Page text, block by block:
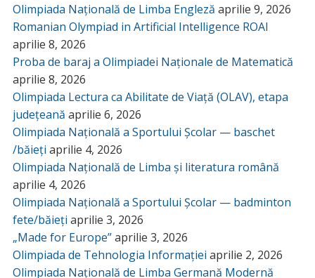
Olimpiada Națională de Limba Engleză aprilie 9, 2026
Romanian Olympiad in Artificial Intelligence ROAI
aprilie 8, 2026
Proba de baraj a Olimpiadei Naționale de Matematică
aprilie 8, 2026
Olimpiada Lectura ca Abilitate de Viață (OLAV), etapa
județeană aprilie 6, 2026
Olimpiada Națională a Sportului Școlar — baschet
/băieți aprilie 4, 2026
Olimpiada Națională de Limba și literatura română
aprilie 4, 2026
Olimpiada Națională a Sportului Școlar — badminton
fete/băieți aprilie 3, 2026
„Made for Europe”aprilie 3, 2026
Olimpiada de Tehnologia Informației aprilie 2, 2026
Olimpiada Națională de Limba Germană Modernă